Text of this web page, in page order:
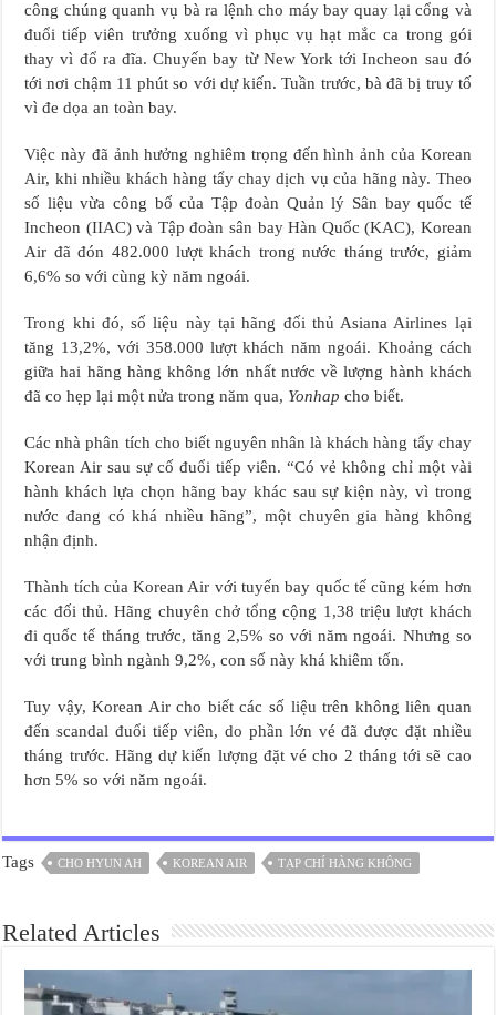
công chúng quanh vụ bà ra lệnh cho máy bay quay lại cổng và
đuổi tiếp viên trưởng xuống vì phục vụ hạt mắc ca trong gói
thay vì đổ ra đĩa. Chuyến bay từ New York tới Incheon sau đó
tới nơi chậm 11 phút so với dự kiến. Tuần trước, bà đã bị truy tố
vì đe dọa an toàn bay.
Việc này đã ảnh hưởng nghiêm trọng đến hình ảnh của Korean
Air, khi nhiều khách hàng tẩy chay dịch vụ của hãng này. Theo
số liệu vừa công bố của Tập đoàn Quản lý Sân bay quốc tế
Incheon (IIAC) và Tập đoàn sân bay Hàn Quốc (KAC), Korean
Air đã đón 482.000 lượt khách trong nước tháng trước, giảm
6,6% so với cùng kỳ năm ngoái.
Trong khi đó, số liệu này tại hãng đối thủ Asiana Airlines lại
tăng 13,2%, với 358.000 lượt khách năm ngoái. Khoảng cách
giữa hai hãng hàng không lớn nhất nước về lượng hành khách
đã co hẹp lại một nửa trong năm qua, Yonhapcho biết.
Các nhà phân tích cho biết nguyên nhân là khách hàng tẩy chay
Korean Air sau sự cố đuổi tiếp viên. “Có vẻ không chỉ một vài
hành khách lựa chọn hãng bay khác sau sự kiện này, vì trong
nước đang có khá nhiều hãng”, một chuyên gia hàng không
nhận định.
Thành tích của Korean Air với tuyến bay quốc tế cũng kém hơn
các đối thủ. Hãng chuyên chở tổng cộng 1,38 triệu lượt khách
đi quốc tế tháng trước, tăng 2,5% so với năm ngoái. Nhưng so
với trung bình ngành 9,2%, con số này khá khiêm tốn.
Tuy vậy, Korean Air cho biết các số liệu trên không liên quan
đến scandal đuổi tiếp viên, do phần lớn vé đã được đặt nhiều
tháng trước. Hãng dự kiến lượng đặt vé cho 2 tháng tới sẽ cao
hơn 5% so với năm ngoái.
Tags CHO HYUN AH KOREAN AIR TẠP CHÍ HÀNG KHÔNG
Related Articles